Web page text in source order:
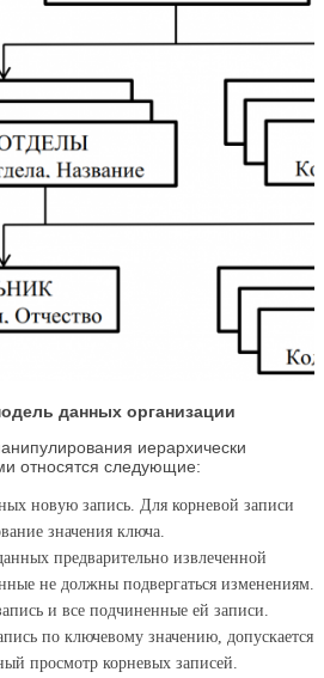
данных организации
иерархически
относятся следующие:
новую запись. Для корневой записи
значения ключа.
предварительно извлеченной
не должны подвергаться изменениям.
и все подчиненные ей записи.
по ключевому значению, допускается
просмотр корневых записей.